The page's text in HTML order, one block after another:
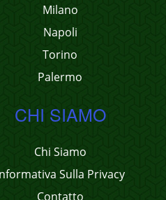
Milano
Napoli
Torino
Palermo
CHI SIAMO
Chi Siamo
Sulla Privacy
Contatto